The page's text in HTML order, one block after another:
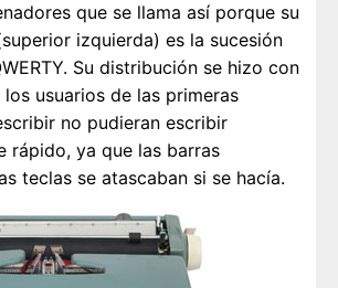
que se llama así porque su
izquierda) es la sucesión
Su distribución se hizo con
usuarios de las primeras
no pudieran escribir
rápido, ya que las barras
teclas se atascaban si se hacía.